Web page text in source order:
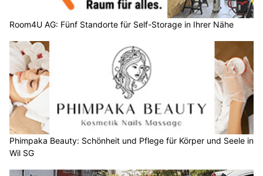
Room4U AG: Fünf Standorte für Self-Storage in Ihrer Nähe
Phimpaka Beauty: Schönheit und Pflege für Körper und Seele in
Wil SG